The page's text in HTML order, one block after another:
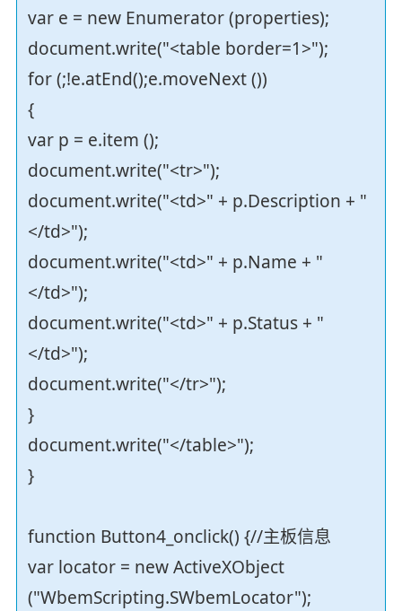
var e = new Enumerator (properties);
document.write("<table border=1>");
for (;!e.atEnd();e.moveNext ())
{
var p = e.item ();
document.write("<tr>");
document.write("<td>" + p.Description + "
</td>");
document.write("<td>" + p.Name + "
</td>");
document.write("<td>" + p.Status + "
</td>");
document.write("</tr>");
}
document.write("</table>");
}
function Button4_onclick() {//主板信息
var locator = new ActiveXObject
("WbemScripting.SWbemLocator");